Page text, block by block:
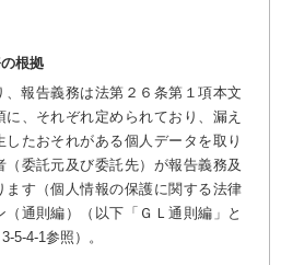
根拠
、報告義務は法第２６条第１項本文
、それぞれ定められており、漏え
たおそれがある個人データを取り
委託元及び委託先）が報告義務及
ます（個人情報の保護に関する法律
通則編）（以下「ＧＬ通則編」と
5-4-1参照）。